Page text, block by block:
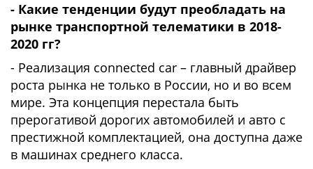
- Какие тенденции будут преобладать на
рынке транспортной телематики в 2018-
2020 гг?
- Реализация connected car – главный драйвер
роста рынка не только в России, но и во всем
мире. Эта концепция перестала быть
прерогативой дорогих автомобилей и авто с
престижной комплектацией, она доступна даже
в машинах среднего класса.